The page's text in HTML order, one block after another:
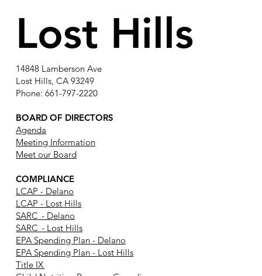
Lost Hills
14848 Lamberson Ave
Lost Hills, CA 93249
Phone: 661-797-2220
BOARD OF DIRECTORS
Agenda
Meeting Information
Meet our Board
COMPLIANCE
LCAP - Delano
LCAP - Lost Hills
SARC - Delano
SARC - Lost Hills
EPA Spending Plan - Delano
EPA Spending Plan - Lost Hills
Title IX